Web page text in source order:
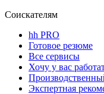
Соискателям
hh PRO
Готовое резюме
Все сервисы
Хочу у вас
Экспертная